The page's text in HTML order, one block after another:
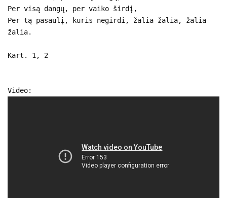
Per visą dangų, per vaiko širdį,
Per tą pasaulį, kuris negirdi, žalia žalia, žalia
žalia.
Kart. 1, 2
Video: